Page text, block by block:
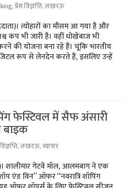
,प्रेस विज्ञप्ति,लखनऊ
त्योहारों का मौसम आ गया है और
कप भी जारी है। वहीं धोखेबाज भी
की योजना बना रहे हैं। चूंकि भारतीय
रूप से लेनदेन करते हैं, इसलिए उन्हें
फेस्टिवल में सैफ अंसारी
बाइक
,लखनऊ,व्यापार
गेटवे मॉल, आलमबाग ने एक
एंड विन” ऑफर “नवरात्रि शॉपिंग